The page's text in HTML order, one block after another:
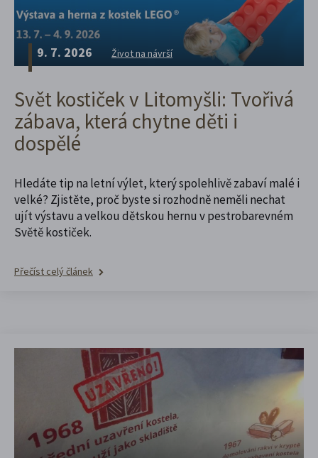
9. 7. 2026 Život na návrší
Svět kostiček v Litomyšli: Tvořivá
zábava, která chytne děti i
dospělé
Hledáte tip na letní výlet, který spolehlivě zabaví malé i
velké? Zjistěte, proč byste si rozhodně neměli nechat
ujít výstavu a velkou dětskou hernu v pestrobarevném
Světě kostiček.
Přečíst celý článek